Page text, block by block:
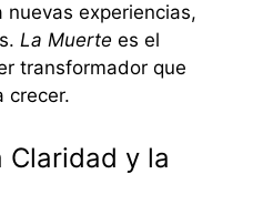
nuevas experiencias,
La Muerte es el
transformador que
crecer.
Claridad y la